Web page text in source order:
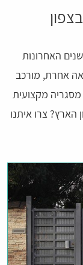
האחרונות
אחרת, מורכב
מסגריה מקצועית
צרו איתנו